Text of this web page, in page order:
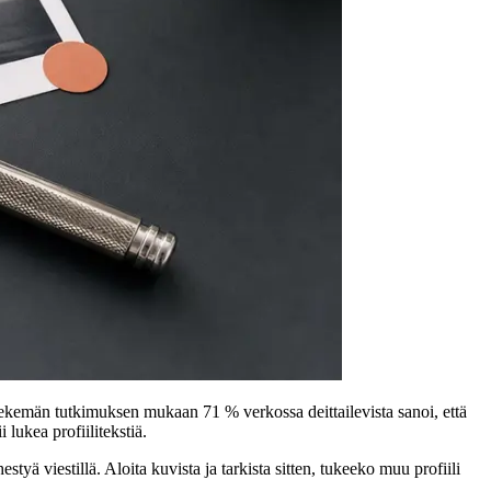
tutkimuksen mukaan 71 % verkossa deittailevista sanoi, että
lukea profiilitekstiä.
viestillä. Aloita kuvista ja tarkista sitten, tukeeko muu profiili